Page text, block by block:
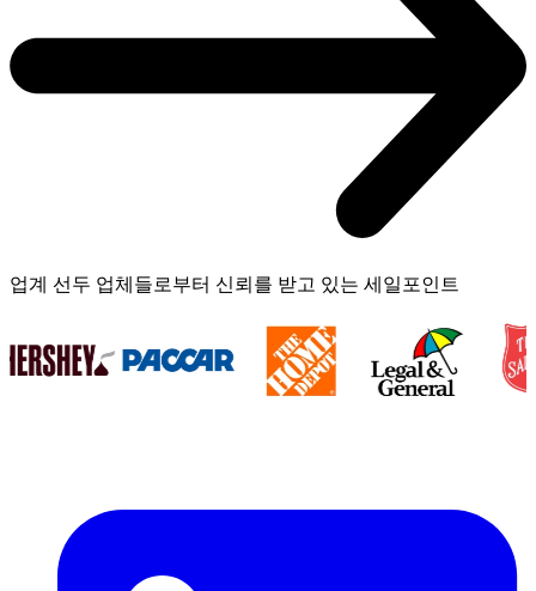
업계 선두 업체들로부터 신뢰를 받고 있는 세일포인트